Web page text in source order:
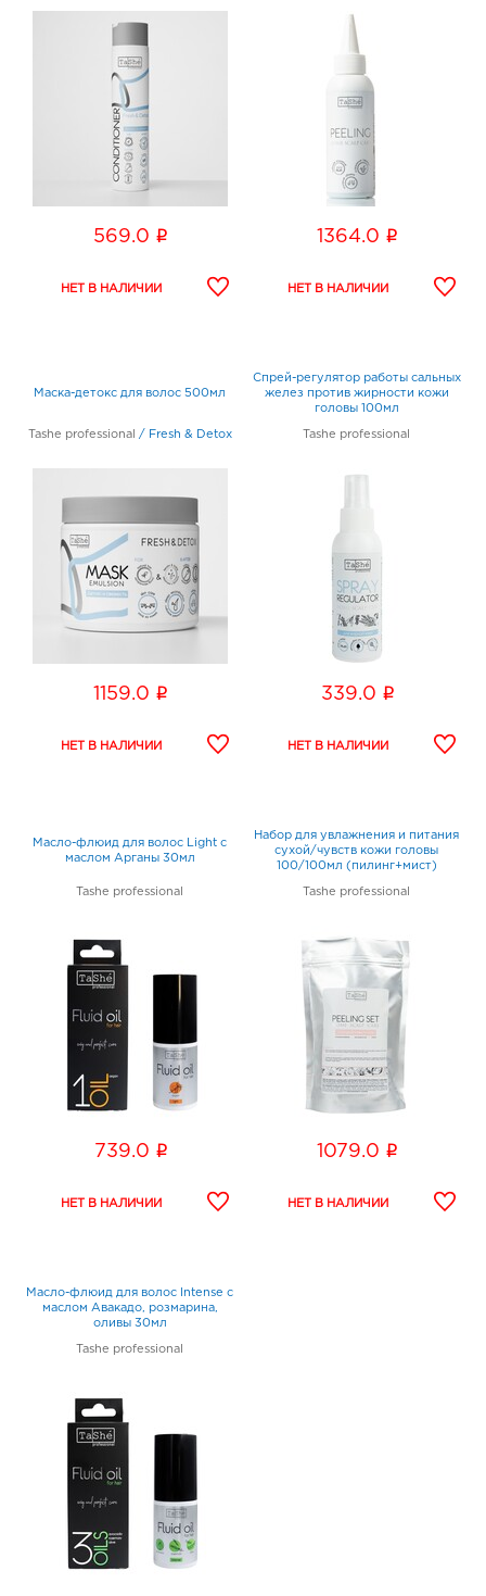
569.0 i 1364.0 i
Маска-детокс для волос 500мл
Tashe professional / Fresh & Detox
1159.0 i
Спрей-регулятор работы сальных
желез против жирности кожи
головы 100мл
Tashe professional
339.0 i
Масло-флюид для волос Light с
маслом Арганы 30мл
Tashe professional
739.0 i
Набор для увлажнения и питания
сухой/чувств кожи головы
100/100мл (пилинг+мист)
Tashe professional
1079.0 i
Масло-флюид для волос Intense с
маслом Авакадо, розмарина,
оливы 30мл
Tashe professional